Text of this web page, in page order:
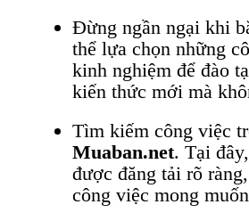
Đừng ngần ngại khi
thể lựa chọn những
kinh nghiệm để đào
kiến thức mới mà
Tìm kiếm công việc
Muaban.net. Tại
được đăng tải rõ
công việc mong